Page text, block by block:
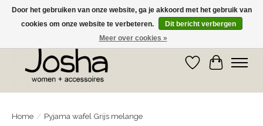
GRATIS OPHALEN IN DE WINKEL EN GRATIS VERZENDING VANAF € 75,00
Verlanglijst
Home / Pyjama wafel Grijs melange
Door het gebruiken van onze website, ga je akkoord met het gebruik van
cookies om onze website te verbeteren.
Dit bericht verbergen
Meer over cookies »